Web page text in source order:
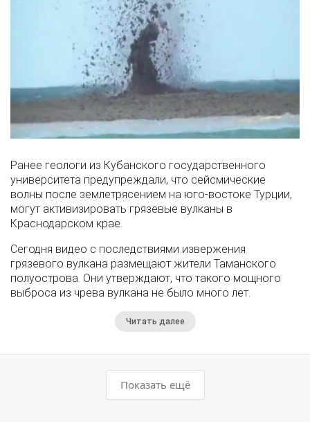
Ранее геологи из Кубанского государственного
университета предупреждали, что сейсмические
волны после землетрясением на юго-востоке Турции,
могут активизировать грязевые вулканы в
Краснодарском крае.
Сегодня видео с последствиями извержения
грязевого вулкана размещают жители Таманского
полуострова. Они утверждают, что такого мощного
выброса из чрева вулкана не было много лет.
Читать далее
Показать ещё